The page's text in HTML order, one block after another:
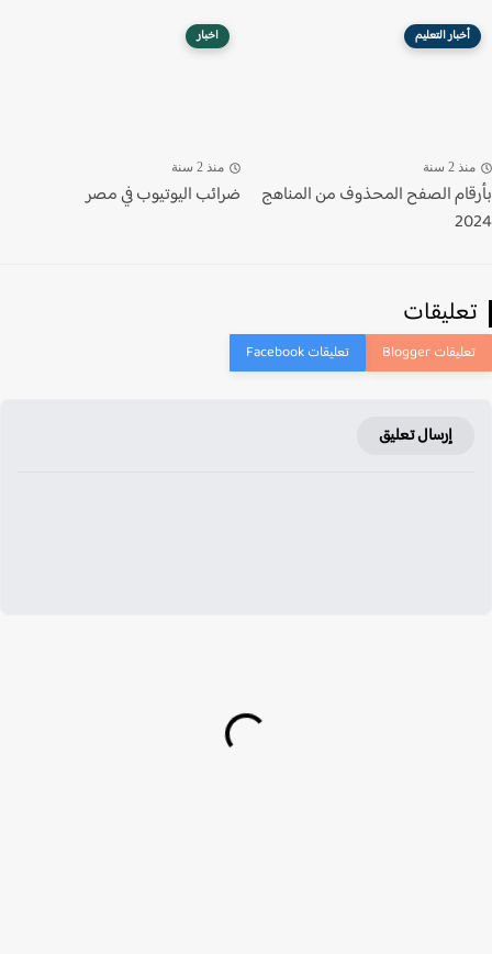
أخبار التعليم
2 سنة
الصفح المحذوف من المناهج
اخبار
منذ 2 سنة
ضرائب اليوتيوب في مصر
إرسال تعليق